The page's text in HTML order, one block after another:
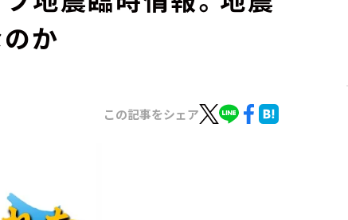
か
この記事をシェア